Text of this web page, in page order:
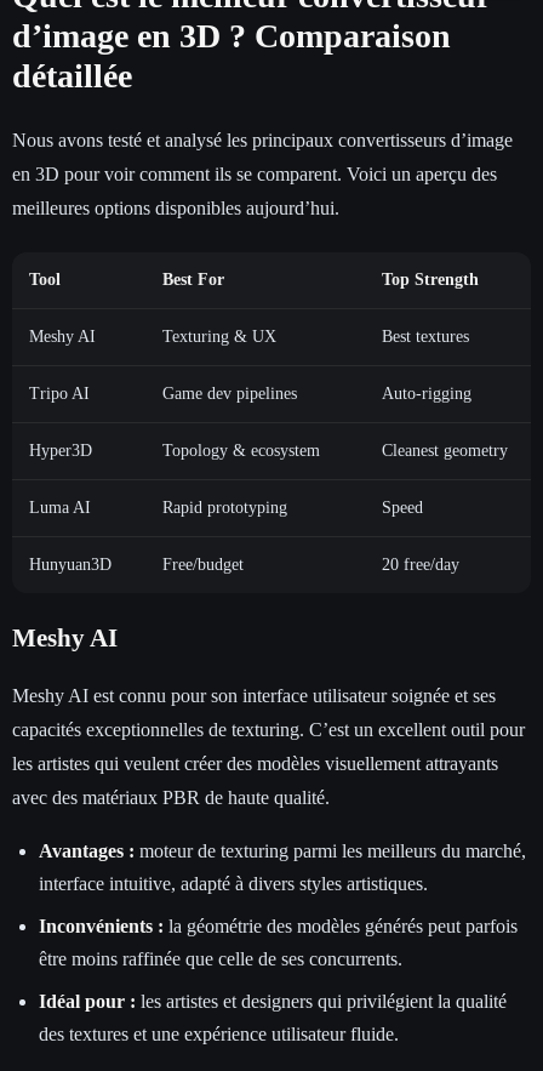
d’image en 3D ? Comparaison
détaillée
Nous avons testé et analysé les principaux convertisseurs d’image
en 3D pour voir comment ils se comparent. Voici un aperçu des
meilleures options disponibles aujourd’hui.
Tool Best For Top Strength
Meshy AI Texturing & UX Best textures
Tripo AI Game dev pipelines Auto-rigging
Hyper3D Topology & ecosystem Cleanest geometry
Luma AI Rapid prototyping Speed
Hunyuan3D Free/budget 20 free/day
Meshy AI
Meshy AI est connu pour son interface utilisateur soignée et ses
capacités exceptionnelles de texturing. C’est un excellent outil pour
les artistes qui veulent créer des modèles visuellement attrayants
avec des matériaux PBR de haute qualité.
Avantages : moteur de texturing parmi les meilleurs du marché,
interface intuitive, adapté à divers styles artistiques.
Inconvénients : la géométrie des modèles générés peut parfois
être moins raffinée que celle de ses concurrents.
Idéal pour : les artistes et designers qui privilégient la qualité
des textures et une expérience utilisateur fluide.